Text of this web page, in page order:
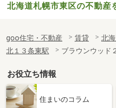
北海道札幌市東区の不動産
goo住宅・不動産 賃貸 北
北１３条東駅
ブラウンウッド
お役立ち情報
住まいのコラム